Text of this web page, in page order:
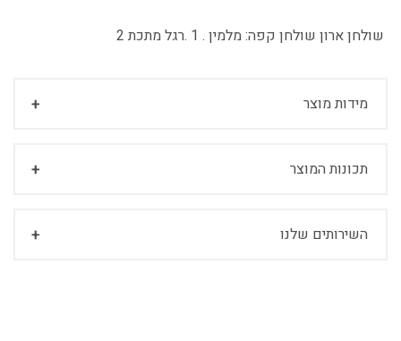
שולחן ארון שולחן קפה:מלמין . 1 .רגל מתכת 2
מידות מוצר
תכונות המוצר
השירותים שלנו